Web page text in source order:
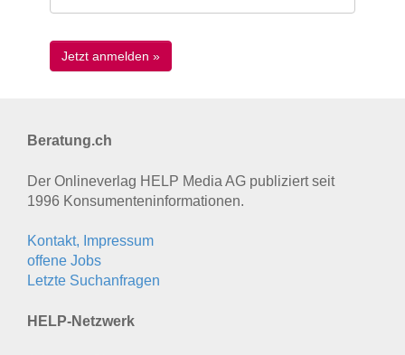
Beratung.ch
Der Onlineverlag HELP Media AG publiziert seit
1996 Konsumenten­informationen.
Kontakt, Impressum
offene Jobs
Letzte Suchanfragen
HELP-Netzwerk